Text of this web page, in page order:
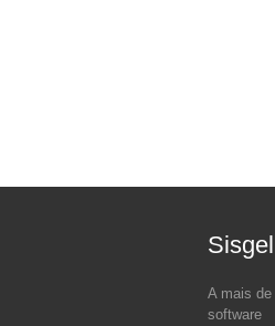
A mais
software